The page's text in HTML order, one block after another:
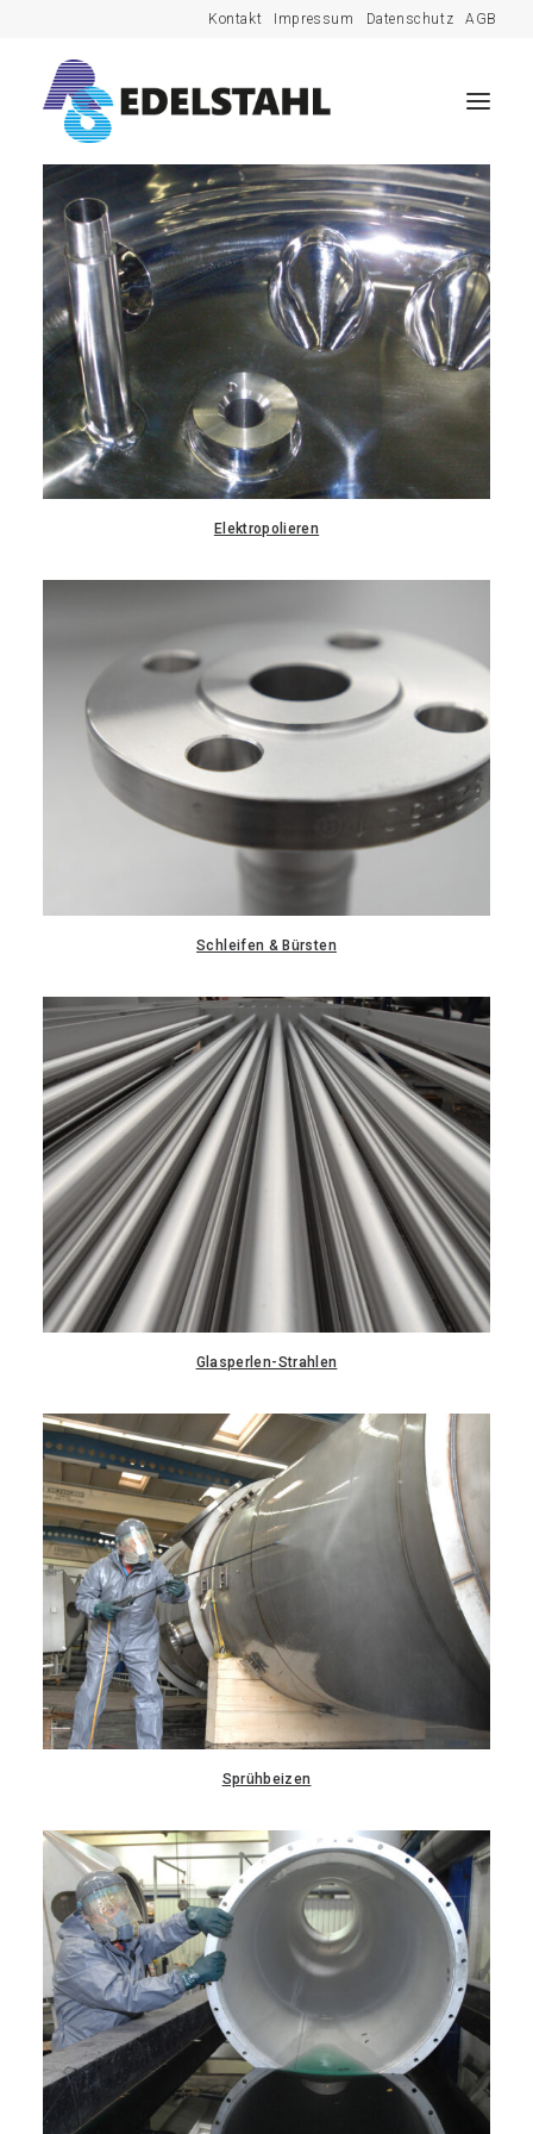
Kontakt Impressum Datenschutz AGB
Elektropolieren
Schleifen & Bürsten
Glasperlen-Strahlen
Sprühbeizen